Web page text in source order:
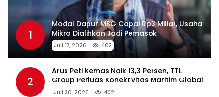
1
Modal Dapur MBG Capai Rp3 Miliar, Usaha
Mikro Dialihkan Jadi Pemasok
Juli 17, 2026 402
2
Arus Peti Kemas Naik 13,3 Persen, TTL
Group Perluas Konektivitas Maritim Global
Juli 30, 2026 402